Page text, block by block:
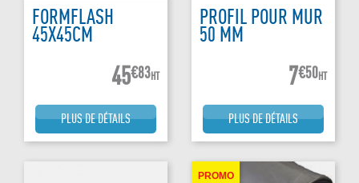
FORMFLASH
45X45CM
45€83HT
PLUS DE DÉTAILS
PROFIL POUR MUR
50 MM
7€50HT
PLUS DE DÉTAILS
PROMO